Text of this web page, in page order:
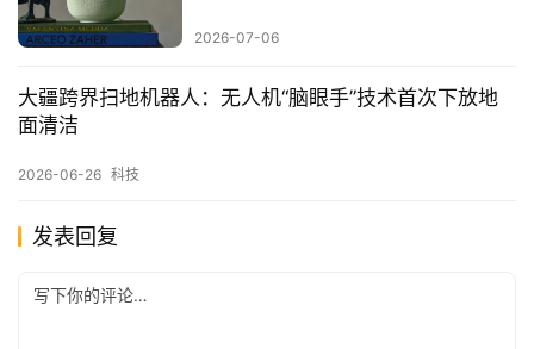
2026-07-06
大疆跨界扫地机器人：无人机“脑眼手”技术首次下放地
面清洁
2026-06-26 科技
发表回复